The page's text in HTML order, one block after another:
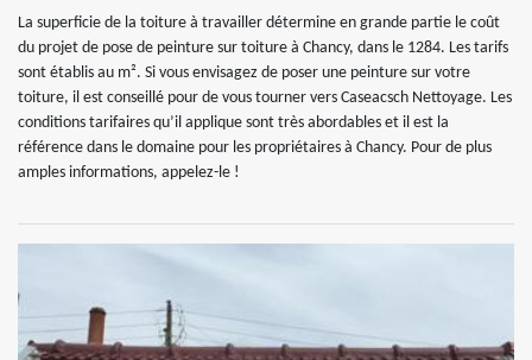
La superficie de la toiture à travailler détermine en grande partie le coût
du projet de pose de peinture sur toiture à Chancy, dans le 1284. Les tarifs
sont établis au m². Si vous envisagez de poser une peinture sur votre
toiture, il est conseillé pour de vous tourner vers Caseacsch Nettoyage. Les
conditions tarifaires qu’il applique sont très abordables et il est la
référence dans le domaine pour les propriétaires à Chancy. Pour de plus
amples informations, appelez-le !